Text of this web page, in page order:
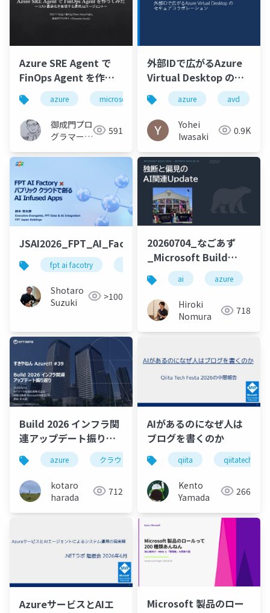
Azure SRE Agent で
FinOps Agent を作っ
てみた～コスト最適化
を実現する運用AIエー
ジェント～
azure microsoftazure microsoft
御成門プロ
グラマー
Suzuki)
591
外部IDで広がるAzure
Virtual Desktop のセ
キュアコラボレーショ
ン
azure avd
Yohei
Iwasaki
0.9K
JSAI2026_FPT_AI_Factory_v3
fpt ai facotry gpu cloud nvidia
Shotaro
Suzuki
>100
20260704_なごあず
_Microsoft Build
2026 AI関連の注目まと
め！
ai azure
Hiroki
Nomura
718
Build 2026 インフラ関
連アップデート振り返
り
azure クラウド itインフラ
kotaro
harada
712
AIがあるのになぜ人は
ブログを書くのか
qiita qiitatechfesta
Kento
Yamada
266
AzureサービスとAIエ
Microsoft 製品のロー